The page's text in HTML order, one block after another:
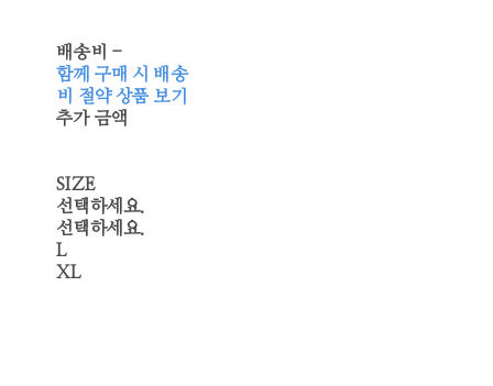
배송비 -
함께 구매 시 배송
비 절약 상품 보기
추가 금액
SIZE
선택하세요.
선택하세요.
L
XL